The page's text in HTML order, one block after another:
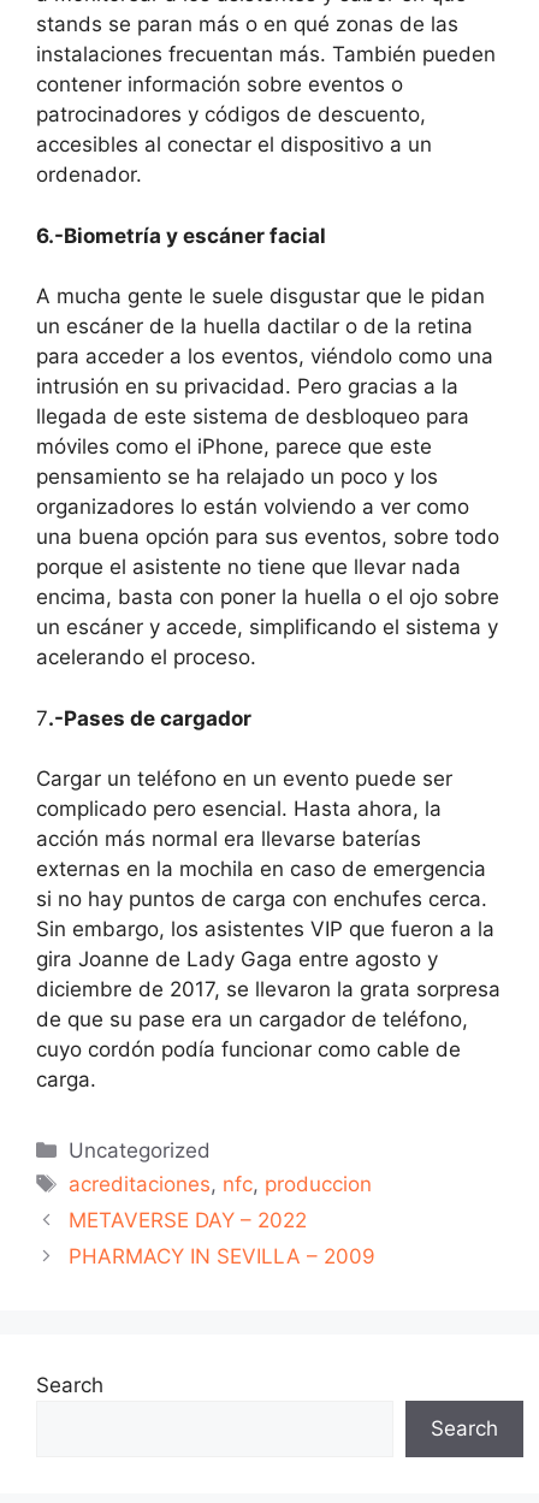
stands se paran más o en qué zonas de las
instalaciones frecuentan más. También pueden
contener información sobre eventos o
patrocinadores y códigos de descuento,
accesibles al conectar el dispositivo a un
ordenador.
6.-Biometría y escáner facial
A mucha gente le suele disgustar que le pidan
un escáner de la huella dactilar o de la retina
para acceder a los eventos, viéndolo como una
intrusión en su privacidad. Pero gracias a la
llegada de este sistema de desbloqueo para
móviles como el iPhone, parece que este
pensamiento se ha relajado un poco y los
organizadores lo están volviendo a ver como
una buena opción para sus eventos, sobre todo
porque el asistente no tiene que llevar nada
encima, basta con poner la huella o el ojo sobre
un escáner y accede, simplificando el sistema y
acelerando el proceso.
7.-Pases de cargador
Cargar un teléfono en un evento puede ser
complicado pero esencial. Hasta ahora, la
acción más normal era llevarse baterías
externas en la mochila en caso de emergencia
si no hay puntos de carga con enchufes cerca.
Sin embargo, los asistentes VIP que fueron a la
gira Joanne de Lady Gaga entre agosto y
diciembre de 2017, se llevaron la grata sorpresa
de que su pase era un cargador de teléfono,
cuyo cordón podía funcionar como cable de
carga.
Uncategorized
acreditaciones, nfc, produccion
METAVERSE DAY – 2022
PHARMACY IN SEVILLA – 2009
Search
Search